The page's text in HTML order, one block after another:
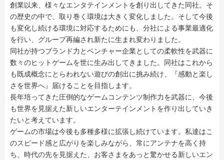
創業以来、様々なエンタテインメントを創り出してきた同社。そ
の歴史の中で、取り巻く環境は大きく変化しました。そして今後
も変化し続ける環境に対応するためにも、分社による事業最適化
を行い、グループ再編され新たに生まれ変わりました。
同社が持つブランド力とベンチャー企業としての柔軟性を武器に
数々のヒットゲームを世に生み出してきました。同社はこれから
も既成概念にとらわれない遊びの創出に挑み続け、『感動と楽し
さを世界へ』届けることを目指します。
長年培ってきた圧倒的なゲームコンテンツ制作力を武器に、今後
も世界を見据えた新しいエンターテインメントを作り出していき
たいと考えています。
ゲームの市場は今後も多種多様に拡張し続けています。私達はこ
のスピード感と広がりを楽しみながら、常にアンテナを高く持
ち、時代の先を見据えた、お客さまをあっと驚かせる新しいエン